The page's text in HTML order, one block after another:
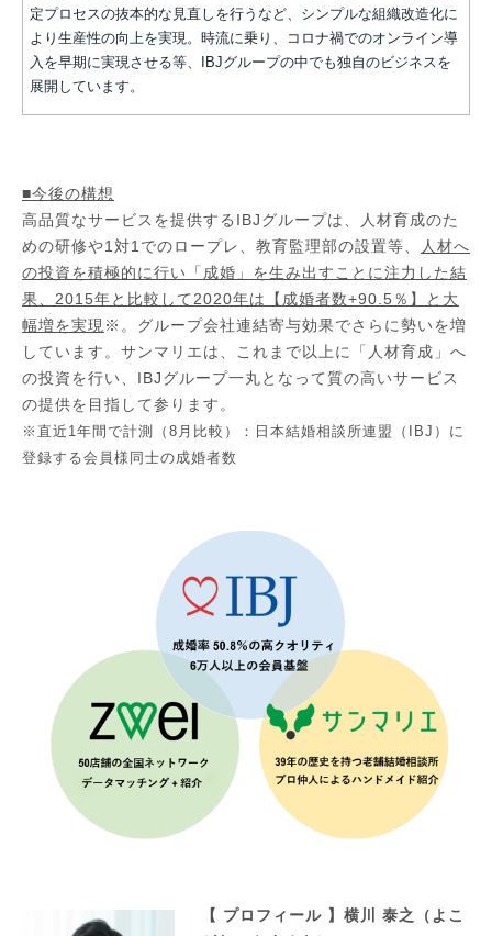
定プロセスの抜本的な見直しを行うなど、シンプルな組織改造化に
より生産性の向上を実現。時流に乗り、コロナ禍でのオンライン導
入を早期に実現させる等、IBJグループの中でも独自のビジネスを
展開しています。
■今後の構想
高品質なサービスを提供するIBJグループは、人材育成のた
めの研修や1対1でのロープレ、教育監理部の設置等、
人材へ
の投資を積極的に行い「成婚」を生み出すことに注力した結
果、2015年と比較して2020年は【成婚者数+90.5％】と大
幅増を実現 ※。グループ会社連結寄与効果でさらに勢いを増
しています。サンマリエは、これまで以上に「人材育成」へ
の投資を行い、IBJグループ一丸となって質の高いサービス
の提供を目指して参ります。
※直近1年間で計測（8月比較）：日本結婚相談所連盟（IBJ）に
登録する会員様同士の成婚者数
【 プロフィール 】 横川 泰之（よこ